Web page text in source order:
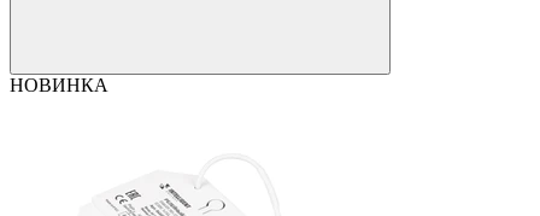
НОВИНКА